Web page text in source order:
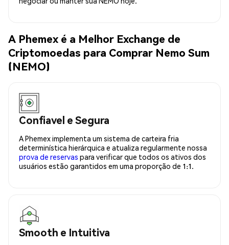
A Phemex é a Melhor Exchange de
Criptomoedas para Comprar Nemo Sum
(NEMO)
Confiavel e Segura
A Phemex implementa um sistema de carteira fria
determinística hierárquica e atualiza regularmente nossa
prova de reservas para verificar que todos os ativos dos
usuários estão garantidos em uma proporção de 1:1.
Smooth e Intuitiva